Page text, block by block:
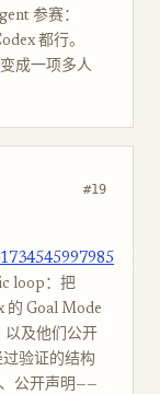
参赛：
都行。
成一项多人
#19
loop：把
的 Goal Mode
及他们公开
验证的结构
公开声明——